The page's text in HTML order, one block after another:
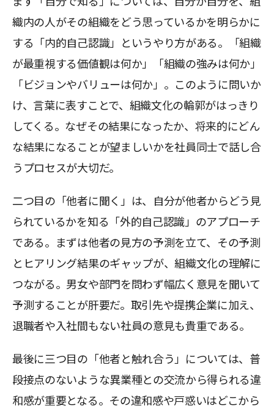
織内の人がその組織をどう思っているかを明らかに
する「内的自己認識」というやり方がある。「組織
が最重視する価値観は何か」「組織の強みは何か」
「ビジョンやバリューは何か」。このように問いか
け、言葉に表すことで、組織文化の輪郭がはっきり
してくる。なぜその結果になったか、将来的にどん
な結果になることが望ましいかを社員同士で話し合
うプロセスが大切だ。
二つ目の「他者に聞く」は、自分が他者からどう見
られているかを知る「外的自己認識」のアプローチ
である。まずは他者の見方の予測を立て、その予測
とヒアリング結果のギャップが、組織文化の理解に
つながる。男女や部門を問わず幅広く意見を聞いて
予測することが肝要だ。取引先や提携企業に加え、
退職者や入社間もない社員の意見も貴重である。
最後に三つ目の「他者と触れ合う」については、普
段接点のないような異業種との交流から得られる違
和感が重要となる。その違和感や戸惑いはどこから